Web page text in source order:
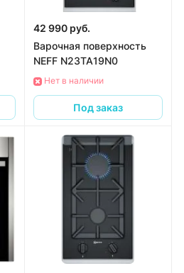
42 990 руб.
Варочная поверхность
NEFF N23TA19N0
Нет в наличии
Под заказ